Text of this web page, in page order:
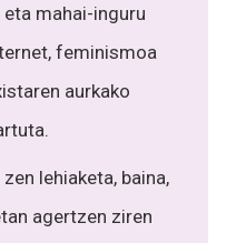
mahai-inguru
feminismoa
aurkako
lehiaketa, baina,
agertzen ziren